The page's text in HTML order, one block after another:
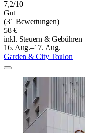
7,2/10
Gut
(31 Bewertungen)
58 €
inkl. Steuern & Gebühren
16. Aug.–17. Aug.
Garden & City Toulon